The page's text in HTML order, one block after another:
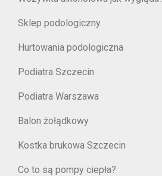
Sklep podologiczny
Hurtowania podologiczna
Podiatra Szczecin
Podiatra Warszawa
Balon żołądkowy
Kostka brukowa Szczecin
Co to są pompy ciepła?